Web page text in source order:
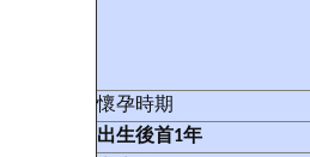
懷孕時期
出生後首1年